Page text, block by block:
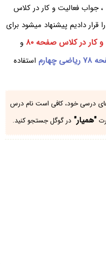
جواب فعالیت و کار در کلاس
را قرار دادیم پیشنهاد میشود برای
کار در کلاس صفحه ۸۰
و
استفاده
درسی خود، کافی است نام درس
"همیار" در گوگل جستجو کنید.